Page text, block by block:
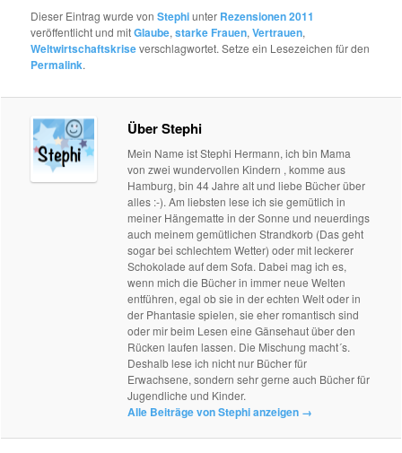
Dieser Eintrag wurde vonStephiunter Rezensionen 2011
veröffentlicht und mitGlaube,starke Frauen,Vertrauen,
Weltwirtschaftskriseverschlagwortet. Setze ein Lesezeichen für den
Permalink.
Über Stephi
Mein Name ist Stephi Hermann, ich bin Mama
von zwei wundervollen Kindern , komme aus
Hamburg, bin 44 Jahre alt und liebe Bücher über
alles :-). Am liebsten lese ich sie gemütlich in
meiner Hängematte in der Sonne und neuerdings
auch meinem gemütlichen Strandkorb (Das geht
sogar bei schlechtem Wetter) oder mit leckerer
Schokolade auf dem Sofa. Dabei mag ich es,
wenn mich die Bücher in immer neue Welten
entführen, egal ob sie in der echten Welt oder in
der Phantasie spielen, sie eher romantisch sind
oder mir beim Lesen eine Gänsehaut über den
Rücken laufen lassen. Die Mischung macht´s.
Deshalb lese ich nicht nur Bücher für
Erwachsene, sondern sehr gerne auch Bücher für
Jugendliche und Kinder.
Alle Beiträge von Stephi anzeigen →